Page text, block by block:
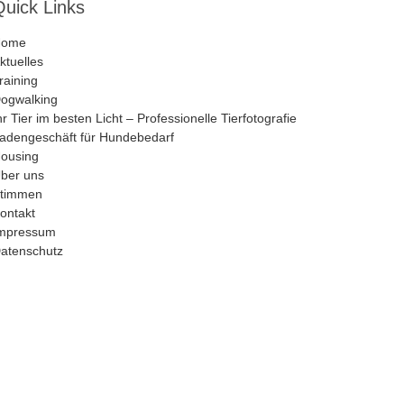
Links
Tier im besten Licht – Professionelle Tierfotografie
für Hundebedarf
uns